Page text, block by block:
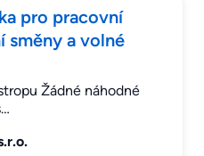
pro pracovní
směny a volné
Žádné náhodné